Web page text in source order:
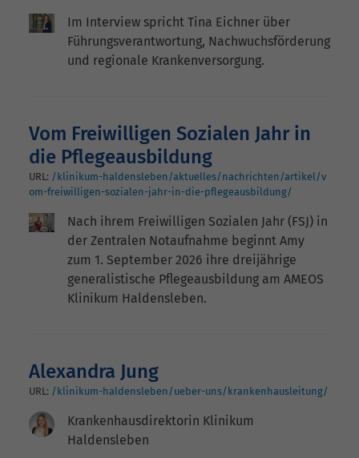
Im Interview spricht Tina Eichner über
Führungsverantwortung, Nachwuchsförderung
und regionale Krankenversorgung.
Vom Freiwilligen Sozialen Jahr in
die Pflegeausbildung
URL: /klinikum-haldensleben/aktuelles/nachrichten/artikel/v
om-freiwilligen-sozialen-jahr-in-die-pflegeausbildung/
Nach ihrem Freiwilligen Sozialen Jahr (FSJ) in
der Zentralen Notaufnahme beginnt Amy
zum 1. September 2026 ihre dreijährige
generalistische Pflegeausbildung am AMEOS
Klinikum Haldensleben.
Alexandra Jung
URL: /klinikum-haldensleben/ueber-uns/krankenhausleitung/
Krankenhausdirektorin Klinikum
Haldensleben